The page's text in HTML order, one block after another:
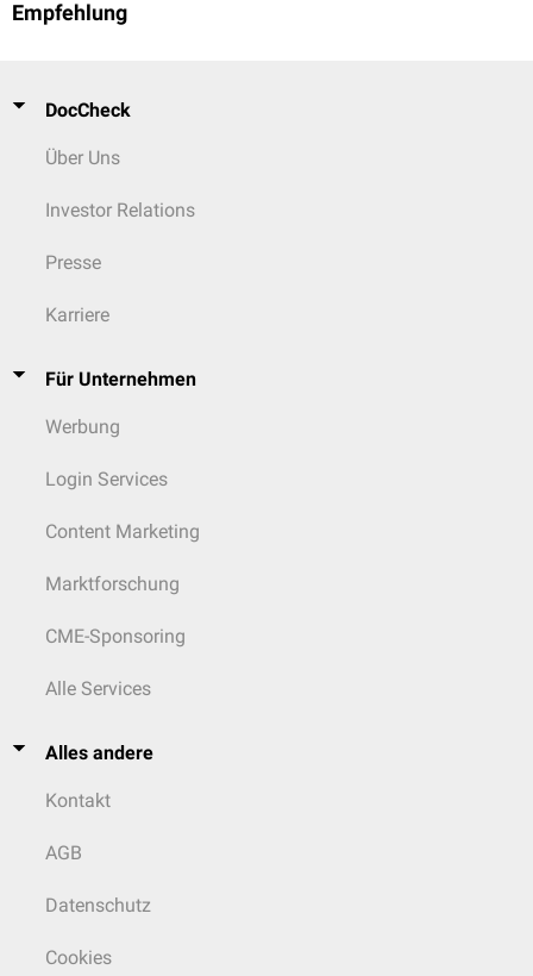
Empfehlung
DocCheck
Über Uns
Investor Relations
Presse
Karriere
Für Unternehmen
Werbung
Login Services
Content Marketing
Marktforschung
CME-Sponsoring
Alle Services
Alles andere
Kontakt
AGB
Datenschutz
Cookies